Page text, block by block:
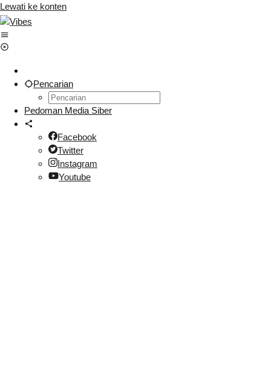
Lewati ke konten
Pencarian
Pedoman Media Siber
Facebook
Twitter
Instagram
Youtube